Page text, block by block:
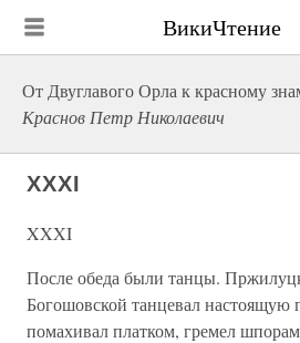
ВикиЧтение
От Двуглавого Орла к красному
Краснов Петр Николаевич
XXXI
XXXI
После обеда были танцы.
Богошовской танцевал настоящую
помахивал платком, гремел